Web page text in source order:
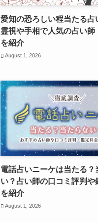
愛知の恐ろしい程当たる占
霊視や手相で人気の占い師
を紹介
August 1, 2026
電話占いニーケは当たる？
い？占い師の口コミ評判や
を紹介
August 1, 2026